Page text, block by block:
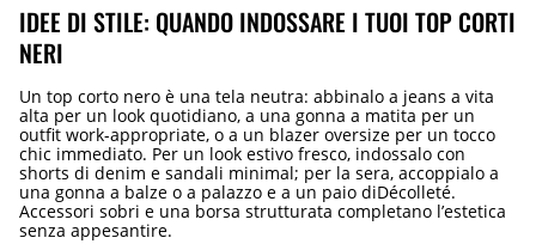
IDEE DI STILE: QUANDO INDOSSARE I TUOI TOP CORTI
NERI
Un top corto nero è una tela neutra: abbinalo a jeans a vita
alta per un look quotidiano, a una gonna a matita per un
outfit work-appropriate, o a un blazer oversize per un tocco
chic immediato. Per un look estivo fresco, indossalo con
shorts di denim e sandali minimal; per la sera, accoppialo a
una gonna a balze o a palazzo e a un paio diDécolleté.
Accessori sobri e una borsa strutturata completano l’estetica
senza appesantire.